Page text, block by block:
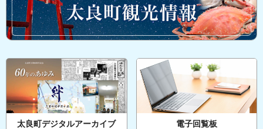
太良町デジタルアーカイブ 電子回覧板